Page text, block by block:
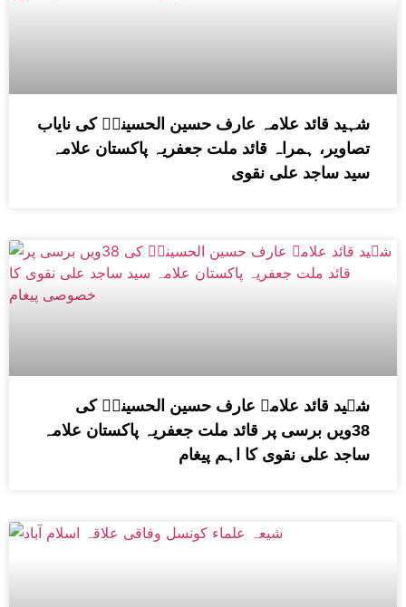
شہید قائد علامہ عارف حسین الحسینیؒ کی نایاب
تصاویر، ہمراہ قائد ملت جعفریہ پاکستان علامہ
سید ساجد علی نقوی
شہید قائد علامہ عارف حسین الحسینیؒ کی
38ویں برسی پر قائد ملت جعفریہ پاکستان علامہ
ساجد علی نقوی کا اہم پیغام